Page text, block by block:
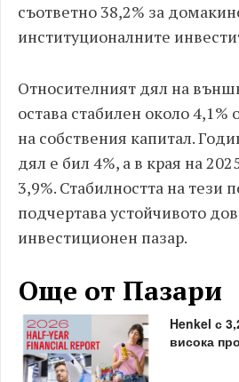
съответно 38,2% за
институционалните
Относителният дял на
остава стабилен около
на собствения капитал.
дял е бил 4%, а в края на
3,9%. Стабилността на тези
подчертава устойчивото
инвестиционен пазар.
Още от Пазари
Henkel с
висока